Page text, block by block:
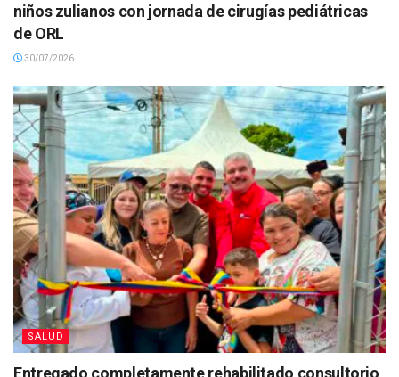
niños zulianos con jornada de cirugías pediátricas
de ORL
30/07/2026
SALUD
Entregado completamente rehabilitado consultorio